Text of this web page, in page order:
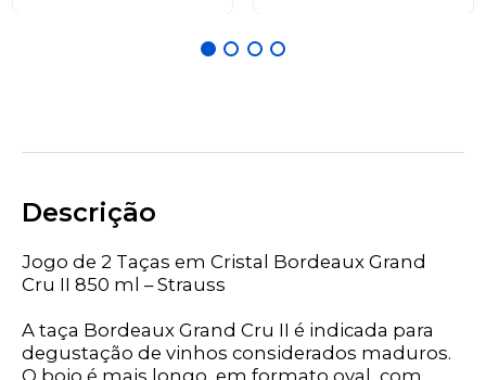
Descrição
Jogo de 2 Taças em Cristal Bordeaux Grand
Cru II 850 ml – Strauss
A taça Bordeaux Grand Cru II é indicada para
degustação de vinhos considerados maduros.